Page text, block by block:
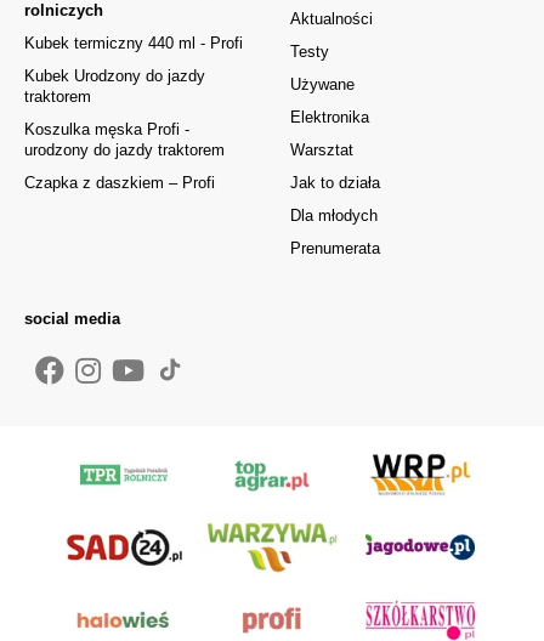
Aktualności
Testy
Używane
Elektronika
Warsztat
Jak to działa
Dla młodych
Prenumerata
rolniczych
Kubek termiczny 440 ml - Profi
Kubek Urodzony do jazdy
traktorem
Koszulka męska Profi -
urodzony do jazdy traktorem
Czapka z daszkiem – Profi
social media